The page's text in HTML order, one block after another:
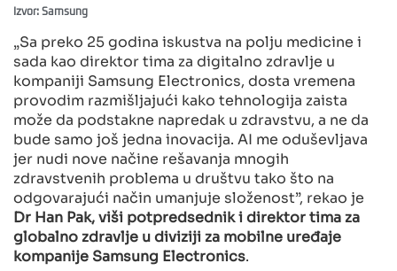
Izvor: Samsung
„Sa preko 25 godina iskustva na polju medicine i
sada kao direktor tima za digitalno zdravlje u
kompaniji Samsung Electronics, dosta vremena
provodim razmišljajući kako tehnologija zaista
može da podstakne napredak u zdravstvu, a ne da
bude samo još jedna inovacija. AI me oduševljava
jer nudi nove načine rešavanja mnogih
zdravstvenih problema u društvu tako što na
odgovarajući način umanjuje složenost”, rekao je
Dr Han Pak, viši potpredsednik i direktor tima za
globalno zdravlje u diviziji za mobilne uređaje
kompanije Samsung Electronics.